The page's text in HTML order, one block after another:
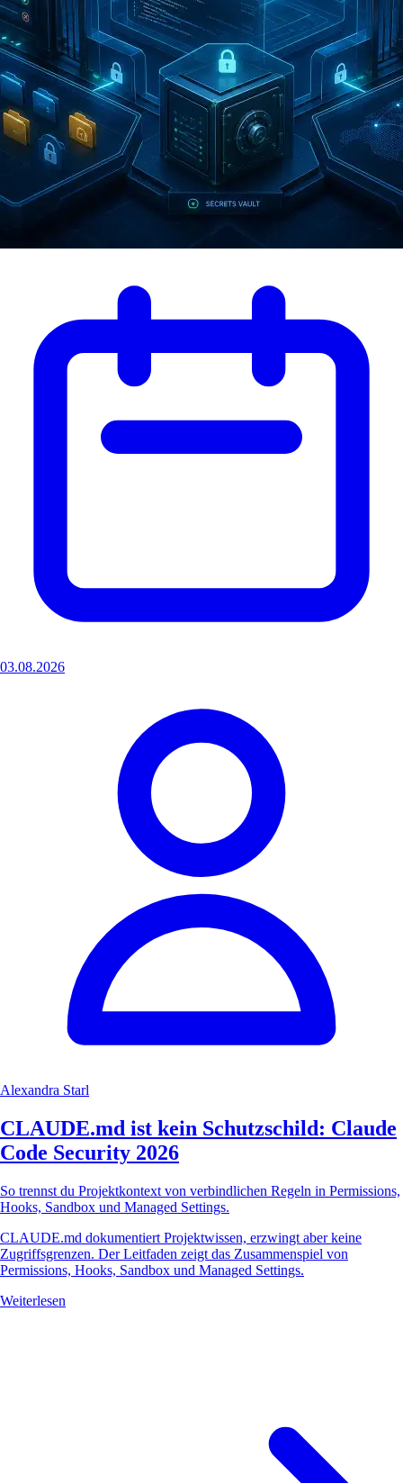
03.08.2026
Alexandra Starl
CLAUDE.md ist kein Schutzschild: Claude
Code Security 2026
So trennst du Projektkontext von verbindlichen Regeln in Permissions,
Hooks, Sandbox und Managed Settings.
CLAUDE.md dokumentiert Projektwissen, erzwingt aber keine
Zugriffsgrenzen. Der Leitfaden zeigt das Zusammenspiel von
Permissions, Hooks, Sandbox und Managed Settings.
Weiterlesen